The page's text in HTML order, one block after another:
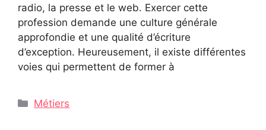
radio, la presse et le web. Exercer cette
profession demande une culture générale
approfondie et une qualité d’écriture
d’exception. Heureusement, il existe différentes
voies qui permettent de former à
Catégories
Métiers